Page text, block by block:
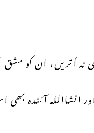
نہ اُتریں، ان کو
آئندہ بھی